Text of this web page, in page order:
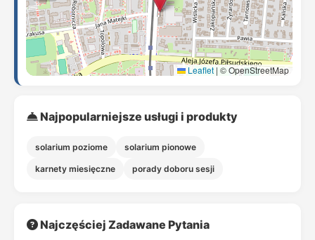
Leaflet |© OpenStreetMap
Najpopularniejsze usługi i produkty
solarium poziome solarium pionowe
karnety miesięczne porady doboru sesji
Najczęściej Zadawane Pytania